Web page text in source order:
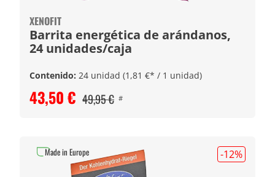
XENOFIT
Barrita energética de arándanos,
24 unidades/caja
Contenido: 24 unidad (1,81 €* / 1 unidad)
43,50 € 49,95 € #
-12%
Made in Europe